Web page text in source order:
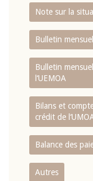
Note sur la
Bulletin
Bulletin
l‘UEMOA
Bilans et
crédit de
Balance des
Autres